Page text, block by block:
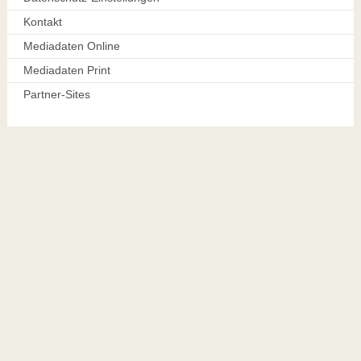
Kontakt
Mediadaten Online
Mediadaten Print
Partner-Sites